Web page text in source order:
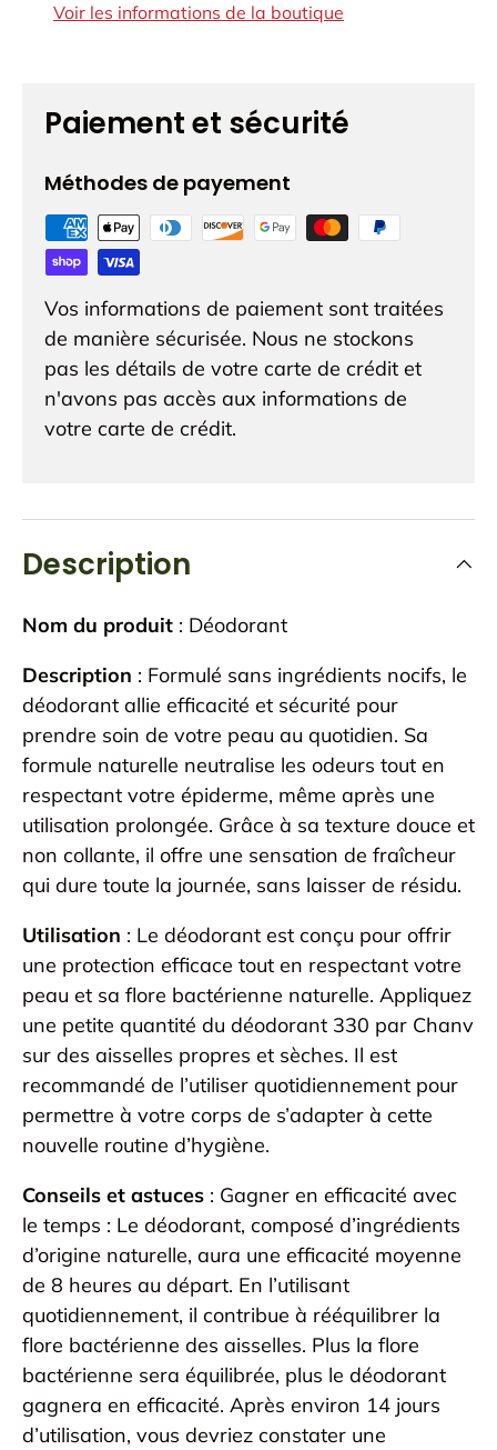
Voir les informations de la boutique
Paiement et sécurité
Méthodes de payement
Vos informations de paiement sont traitées
de manière sécurisée. Nous ne stockons
pas les détails de votre carte de crédit et
n'avons pas accès aux informations de
votre carte de crédit.
Description
Nom du produit : Déodorant
Description : Formulé sans ingrédients nocifs, le
déodorant allie efficacité et sécurité pour
prendre soin de votre peau au quotidien. Sa
formule naturelle neutralise les odeurs tout en
respectant votre épiderme, même après une
utilisation prolongée. Grâce à sa texture douce et
non collante, il offre une sensation de fraîcheur
qui dure toute la journée, sans laisser de résidu.
Utilisation : Le déodorant est conçu pour offrir
une protection efficace tout en respectant votre
peau et sa flore bactérienne naturelle. Appliquez
une petite quantité du déodorant 330 par Chanv
sur des aisselles propres et sèches. Il est
recommandé de l’utiliser quotidiennement pour
permettre à votre corps de s’adapter à cette
nouvelle routine d’hygiène.
Conseils et astuces : Gagner en efficacité avec
le temps : Le déodorant, composé d’ingrédients
d’origine naturelle, aura une efficacité moyenne
de 8 heures au départ. En l’utilisant
quotidiennement, il contribue à rééquilibrer la
flore bactérienne des aisselles. Plus la flore
bactérienne sera équilibrée, plus le déodorant
gagnera en efficacité. Après environ 14 jours
d’utilisation, vous devriez constater une